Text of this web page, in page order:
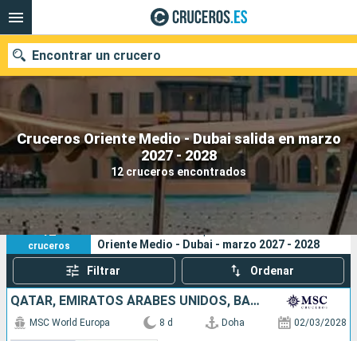
Cruceros Oriente Medio - Dubai salida en marzo
2027 - 2028
12 cruceros encontrados
Encontrar un crucero
Nuestros destinos
Fecha de salida
Puertos Compañías
Buscar
12
cruceros
Sus criterios de búsqueda:
Oriente Medio - Dubai - marzo 2027 - 2028
Filtrar Ordenar
QATAR, EMIRATOS ÁRABES UNIDOS, BAHREÏN
MSC World Europa 8 d Doha 02/03/2028